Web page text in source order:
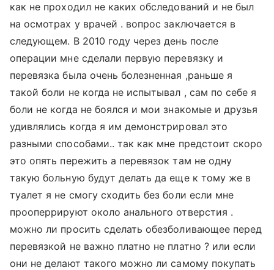
как не проходил не каких обследований и не был
на осмотрах у врачей . вопрос заключается в
следующем. В 2010 году через день после
операции мне сделали первую перевязку и
перевязка была очень болезненная ,раньше я
такой боли не когда не испытывал , сам по себе я
боли не когда не боялся и мои знакомые и друзья
удивлялись когда я им демонстрировал это
разными способами.. так как мне предстоит скоро
это опять пережить а перевязок там не одну
такую больную будут делать да еще к тому же в
туалет я не смогу сходить без боли если мне
прооперрируют около анального отверстия .
можно ли просить сделать обезболивающее перед
перевязкой не важно платно не платно ? или если
они не делают такого можно ли самому покупать